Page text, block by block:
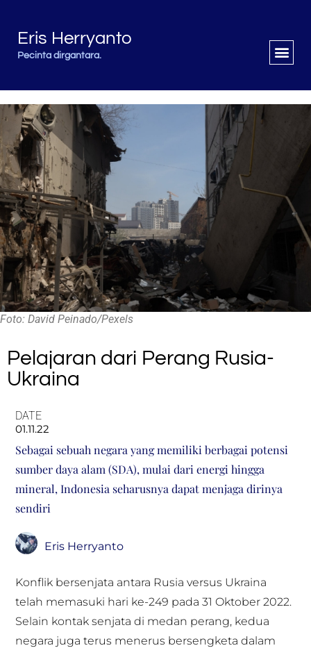
Eris Herryanto
Pecinta dirgantara.
Foto: David Peinado/Pexels
Pelajaran dari Perang Rusia-
Ukraina
DATE
01.11.22
Sebagai sebuah negara yang memiliki berbagai potensi
sumber daya alam (SDA), mulai dari energi hingga
mineral, Indonesia seharusnya dapat menjaga dirinya
sendiri
Eris Herryanto
Konflik bersenjata antara Rusia versus Ukraina
telah memasuki hari ke-249 pada 31 Oktober 2022.
Selain kontak senjata di medan perang, kedua
negara juga terus menerus bersengketa dalam